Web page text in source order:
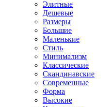
Элитные
Дешевые
Размеры
Большие
Маленькие
Стиль
Минимализм
Классические
Скандинавские
Современные
Форма
Высокие